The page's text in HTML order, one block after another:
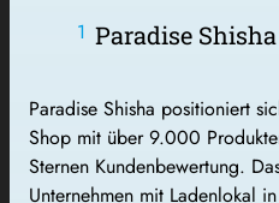
Paradise Shisha
Paradise Shisha positioniert
Shop mit über 9.000
Sternen Kundenbewertung.
Unternehmen mit Ladenlokal